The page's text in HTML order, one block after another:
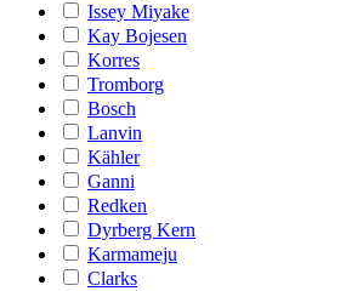
Issey Miyake
Kay Bojesen
Korres
Tromborg
Bosch
Lanvin
Kähler
Ganni
Redken
Dyrberg Kern
Karmameju
Clarks